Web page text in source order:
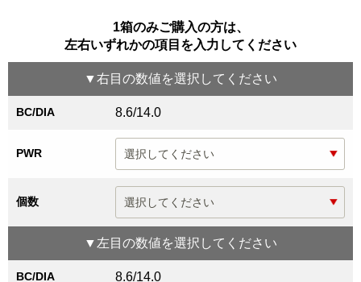
1箱のみご購入の方は、
左右いずれかの項目を入力してください
▼右目 の数値を選択してください
BC/DIA 8.6/14.0
PWR
個数
▼ 左目 の数値を選択してください
BC/DIA 8.6/14.0